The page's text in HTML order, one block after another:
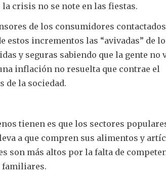
crisis no se note en las fiestas.
de los consumidores
estos incrementos las “avivadas” de
y seguras sabiendo que la gente no
inflación no resuelta que contrae el
de la sociedad.
tienen es que los sectores
a que compren sus alimentos y
son más altos por la falta de
familiares.